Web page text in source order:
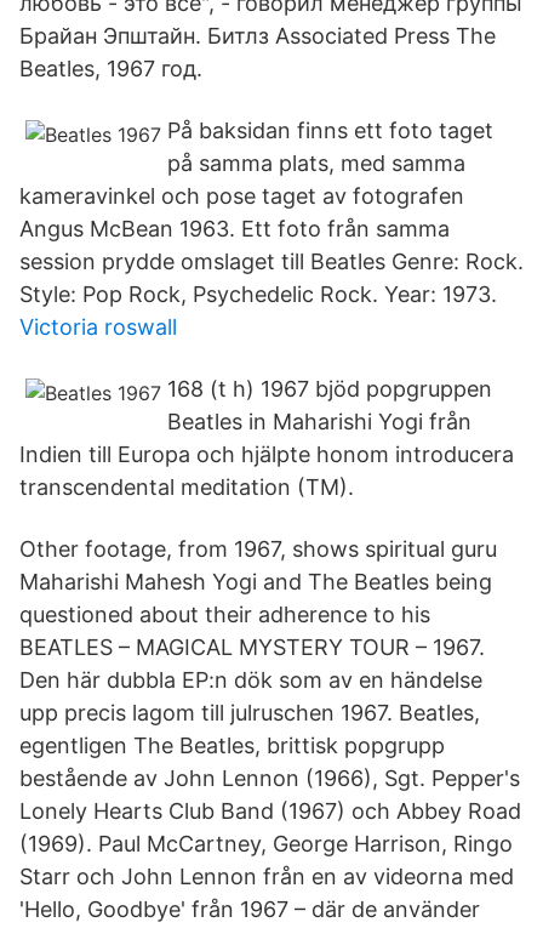
Брайан Эпштайн. Битлз Associated Press The
Beatles, 1967 год.
På baksidan finns ett foto taget
på samma plats, med samma
kameravinkel och pose taget av fotografen
Angus McBean 1963. Ett foto från samma
session prydde omslaget till Beatles Genre: Rock.
Style: Pop Rock, Psychedelic Rock. Year: 1973.
Victoria roswall
168 (t h) 1967 bjöd popgruppen
Beatles in Maharishi Yogi från
Indien till Europa och hjälpte honom introducera
transcendental meditation (TM).
Other footage, from 1967, shows spiritual guru
Maharishi Mahesh Yogi and The Beatles being
questioned about their adherence to his
BEATLES – MAGICAL MYSTERY TOUR – 1967.
Den här dubbla EP:n dök som av en händelse
upp precis lagom till julruschen 1967. Beatles,
egentligen The Beatles, brittisk popgrupp
bestående av John Lennon (1966), Sgt. Pepper's
Lonely Hearts Club Band (1967) och Abbey Road
(1969). Paul McCartney, George Harrison, Ringo
Starr och John Lennon från en av videorna med
'Hello, Goodbye' från 1967 – där de använder